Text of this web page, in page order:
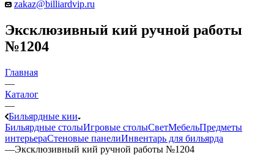
zakaz@billiardvip.ru
Эксклюзивный кий ручной работы
№1204
Главная
—
Каталог
—
Бильярдные кии
Бильярдные столыИгровые столыСветМебельПредметы
интерьераСтеновые панелиИнвентарь для бильярда
—Эксклюзивный кий ручной работы №1204